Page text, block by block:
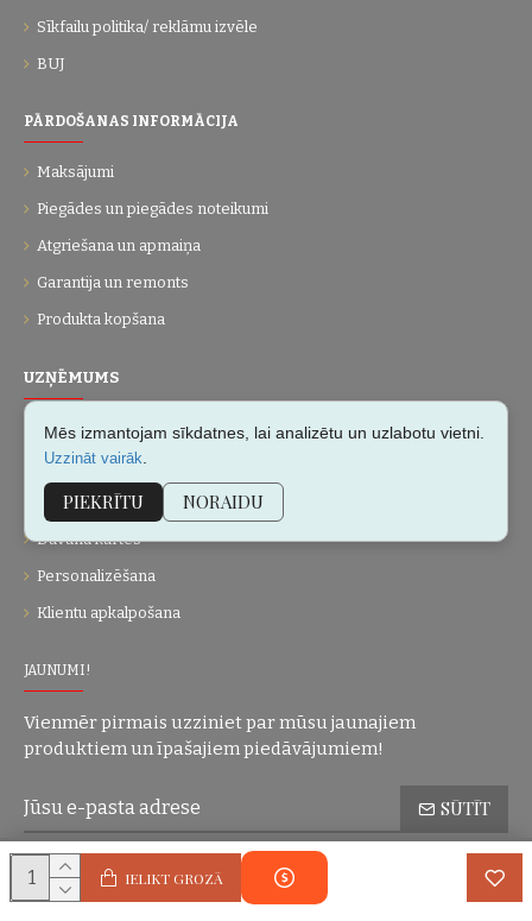
IELIKT GROZĀ
Sīkfailu politika/ reklāmu izvēle
BUJ
PĀRDOŠANAS INFORMĀCIJA
Maksājumi
Piegādes un piegādes noteikumi
Atgriešana un apmaiņa
Garantija un remonts
Produkta kopšana
UZŅĒMUMS
Par mums
Kontakti
Vietnes karte
Dāvanu kartes
Personalizēšana
Klientu apkalpošana
JAUNUMI!
Vienmēr pirmais uzziniet par mūsu jaunajiem
produktiem un īpašajiem piedāvājumiem!
SŪTĪT
Esmu iepazinies(-usies) ar sadaļu Konfidencialitātes politika
piekrītu visiem minētajiem noteikumiem
Mēs izmantojam sīkdatnes, lai analizētu un uzlabotu vietni.
Uzzināt vairāk
PIEKRĪTU NORAIDU